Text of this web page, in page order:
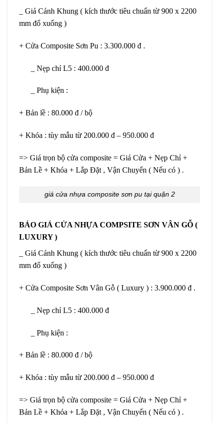
_ Giá Cánh Khung ( kích thước tiêu chuẩn từ 900 x 2200
mm đổ xuống )
+ Cửa Composite Sơn Pu : 3.300.000 đ .
_ Nẹp chỉ L5 : 400.000 đ
_ Phụ kiện :
+ Bản lề : 80.000 đ / bộ
+ Khóa : tùy mẫu từ 200.000 đ – 950.000 đ
=> Giá trọn bộ cửa composite = Giá Cửa + Nẹp Chỉ +
Bản Lề + Khóa + Lắp Đặt , Vận Chuyển ( Nếu có ) .
giá cửa nhựa composite sơn pu tại quận 2
BÁO GIÁ CỬA NHỰA COMPSITE SƠN VÂN GỖ (
LUXURY )
_ Giá Cánh Khung ( kích thước tiêu chuẩn từ 900 x 2200
mm đổ xuống )
+ Cửa Composite Sơn Vân Gỗ ( Luxury ) : 3.900.000 đ .
_ Nẹp chỉ L5 : 400.000 đ
_ Phụ kiện :
+ Bản lề : 80.000 đ / bộ
+ Khóa : tùy mẫu từ 200.000 đ – 950.000 đ
=> Giá trọn bộ cửa composite = Giá Cửa + Nẹp Chỉ +
Bản Lề + Khóa + Lắp Đặt , Vận Chuyển ( Nếu có ) .